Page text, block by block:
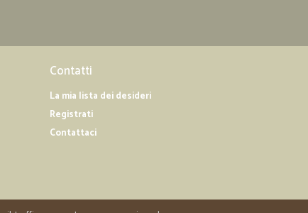
Contatti
La mia lista dei desideri
Registrati
Contattaci